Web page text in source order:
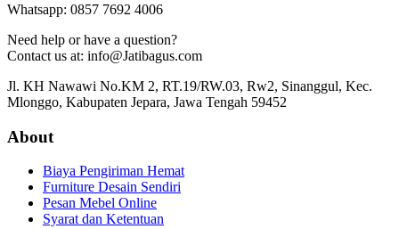
Whatsapp: 0857 7692 4006
Need help or have a question?
Contact us at: info@Jatibagus.com
Jl. KH Nawawi No.KM 2, RT.19/RW.03, Rw2, Sinanggul, Kec.
Mlonggo, Kabupaten Jepara, Jawa Tengah 59452
About
Biaya Pengiriman Hemat
Furniture Desain Sendiri
Pesan Mebel Online
Syarat dan Ketentuan